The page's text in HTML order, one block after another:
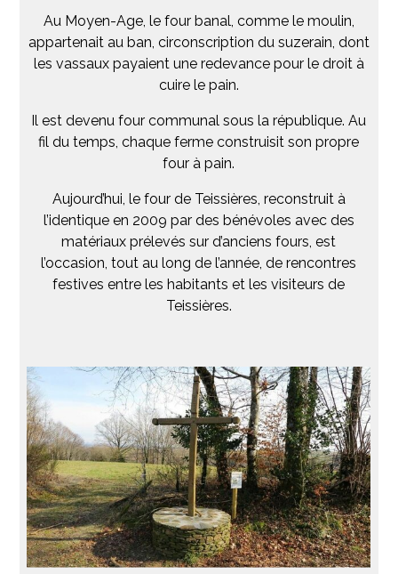
Au Moyen-Age, le four banal, comme le moulin,
appartenait au ban, circonscription du suzerain, dont
les vassaux payaient une redevance pour le droit à
cuire le pain.
Il est devenu four communal sous la république. Au
fil du temps, chaque ferme construisit son propre
four à pain.
Aujourd’hui, le four de Teissières, reconstruit à
l’identique en 2009 par des bénévoles avec des
matériaux prélevés sur d’anciens fours, est
l’occasion, tout au long de l’année, de rencontres
festives entre les habitants et les visiteurs de
Teissières.